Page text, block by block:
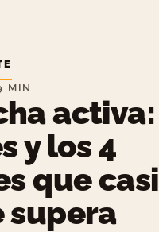
MIN
activa:
y los 4
que casi
supera